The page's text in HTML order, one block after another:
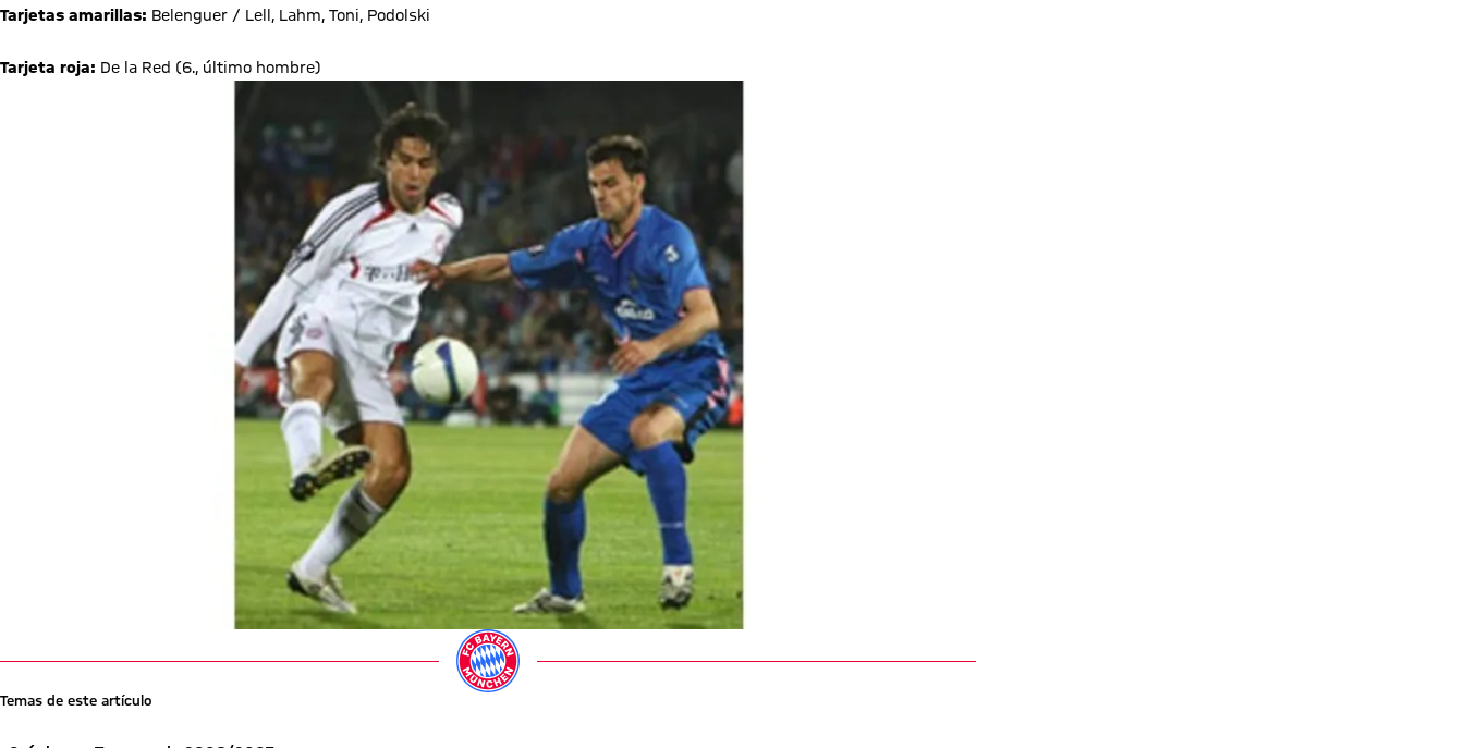
Tarjetas amarillas: Belenguer / Lell, Lahm, Toni, Podolski
Tarjeta roja: De la Red (6., último hombre)
Temas de este artículo